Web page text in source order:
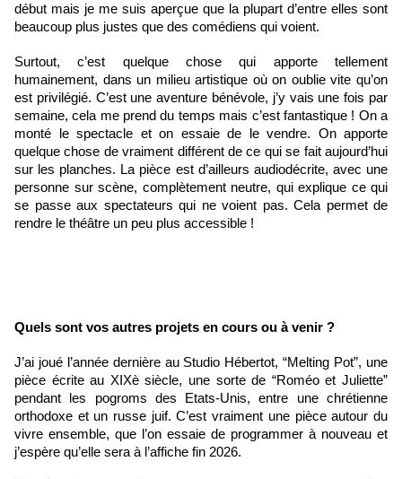
début mais je me suis aperçue que la plupart d’entre elles sont
beaucoup plus justes que des comédiens qui voient.
Surtout, c’est quelque chose qui apporte tellement
humainement, dans un milieu artistique où on oublie vite qu’on
est privilégié. C’est une aventure bénévole, j’y vais une fois par
semaine, cela me prend du temps mais c’est fantastique ! On a
monté le spectacle et on essaie de le vendre. On apporte
quelque chose de vraiment différent de ce qui se fait aujourd’hui
sur les planches. La pièce est d’ailleurs audiodécrite, avec une
personne sur scène, complètement neutre, qui explique ce qui
se passe aux spectateurs qui ne voient pas. Cela permet de
rendre le théâtre un peu plus accessible !
Quels sont vos autres projets en cours ou à venir ?
J’ai joué l’année dernière au Studio Hébertot, “Melting Pot”, une
pièce écrite au XIXè siècle, une sorte de “Roméo et Juliette”
pendant les pogroms des Etats-Unis, entre une chrétienne
orthodoxe et un russe juif. C’est vraiment une pièce autour du
vivre ensemble, que l’on essaie de programmer à nouveau et
j’espère qu’elle sera à l’affiche fin 2026.